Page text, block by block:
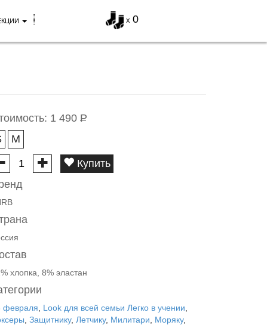
x 0
1 490 Р
M
Купить
хлопка, 8% эластан
февраля Look для всей семьи Легко в учении
Защитнику, Летчику, Милитари Моряку,